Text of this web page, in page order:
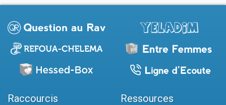
Raccourcis Ressources